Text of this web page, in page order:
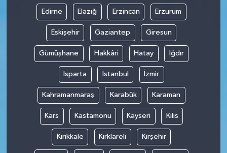
Edirne Elazığ Erzincan Erzurum
Eskişehir Gaziantep Giresun
Gümüşhane Hakkâri Hatay Iğdır
Isparta İstanbul İzmir
Kahramanmaraş Karabük Karaman
Kars Kastamonu Kayseri Kilis
Kırıkkale Kırklareli Kırşehir